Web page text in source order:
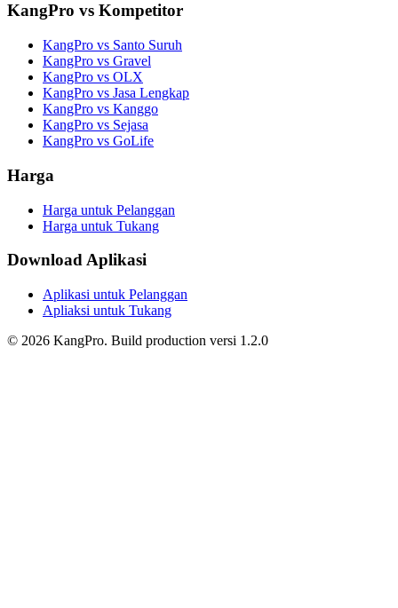
KangPro vs Kompetitor
KangPro vs Santo Suruh
KangPro vs Gravel
KangPro vs OLX
KangPro vs Jasa Lengkap
KangPro vs Kanggo
KangPro vs Sejasa
KangPro vs GoLife
Harga
Harga untuk Pelanggan
Harga untuk Tukang
Download Aplikasi
Aplikasi untuk Pelanggan
Apliaksi untuk Tukang
© 2026 KangPro. Build production versi 1.2.0